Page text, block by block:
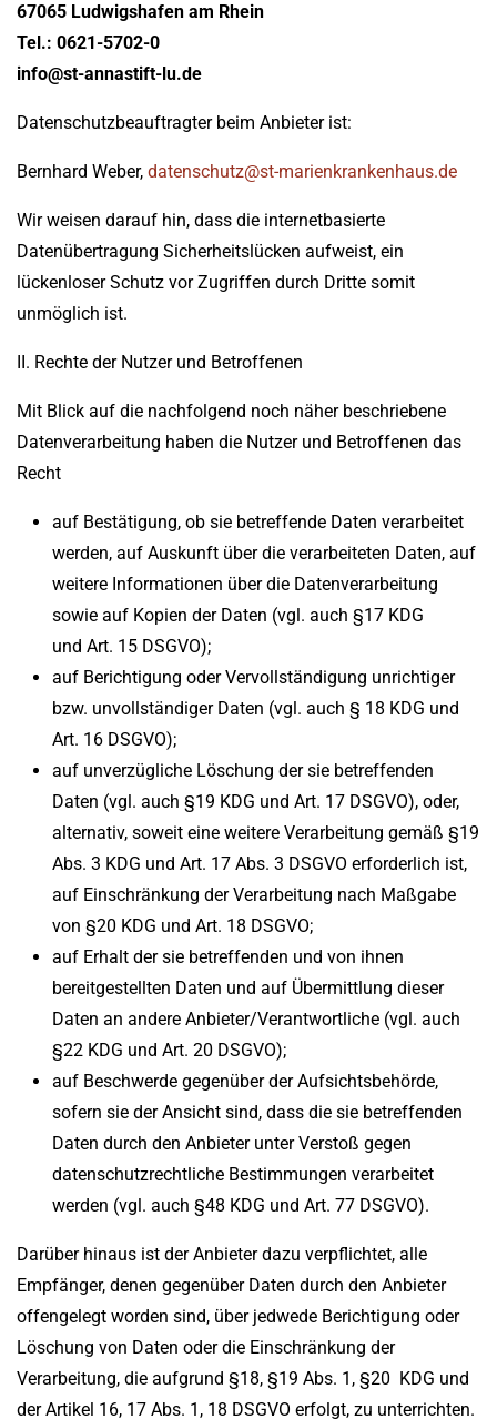
67065 Ludwigshafen am Rhein
Tel.: 0621-5702-0
info@st-annastift-lu.de
Datenschutzbeauftragter beim Anbieter ist:
Bernhard Weber, datenschutz@st-marienkrankenhaus.de
Wir weisen darauf hin, dass die internetbasierte
Datenübertragung Sicherheitslücken aufweist, ein
lückenloser Schutz vor Zugriffen durch Dritte somit
unmöglich ist.
II. Rechte der Nutzer und Betroffenen
Mit Blick auf die nachfolgend noch näher beschriebene
Datenverarbeitung haben die Nutzer und Betroffenen das
Recht
auf Bestätigung, ob sie betreffende Daten verarbeitet
werden, auf Auskunft über die verarbeiteten Daten, auf
weitere Informationen über die Datenverarbeitung
sowie auf Kopien der Daten (vgl. auch §17 KDG
und Art. 15 DSGVO);
auf Berichtigung oder Vervollständigung unrichtiger
bzw. unvollständiger Daten (vgl. auch § 18 KDG und
Art. 16 DSGVO);
auf unverzügliche Löschung der sie betreffenden
Daten (vgl. auch §19 KDG und Art. 17 DSGVO), oder,
alternativ, soweit eine weitere Verarbeitung gemäß §19
Abs. 3 KDG und Art. 17 Abs. 3 DSGVO erforderlich ist,
auf Einschränkung der Verarbeitung nach Maßgabe
von §20 KDG und Art. 18 DSGVO;
auf Erhalt der sie betreffenden und von ihnen
bereitgestellten Daten und auf Übermittlung dieser
Daten an andere Anbieter/Verantwortliche (vgl. auch
§22 KDG und Art. 20 DSGVO);
auf Beschwerde gegenüber der Aufsichtsbehörde,
sofern sie der Ansicht sind, dass die sie betreffenden
Daten durch den Anbieter unter Verstoß gegen
datenschutzrechtliche Bestimmungen verarbeitet
werden (vgl. auch §48 KDG und Art. 77 DSGVO).
Darüber hinaus ist der Anbieter dazu verpflichtet, alle
Empfänger, denen gegenüber Daten durch den Anbieter
offengelegt worden sind, über jedwede Berichtigung oder
Löschung von Daten oder die Einschränkung der
Verarbeitung, die aufgrund §18, §19 Abs. 1, §20 KDG und
der Artikel 16, 17 Abs. 1, 18 DSGVO erfolgt, zu unterrichten.